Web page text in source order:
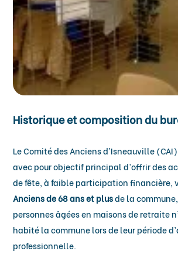
Historique et composition du
Le Comité des Anciens d’Isneauville
avec pour objectif principal d’offrir des
de fête, à faible participation financière,
Anciens de 68 anset plusde la
personnes âgées en maisons de retraite
habité la commune lors de leur période
professionnelle.